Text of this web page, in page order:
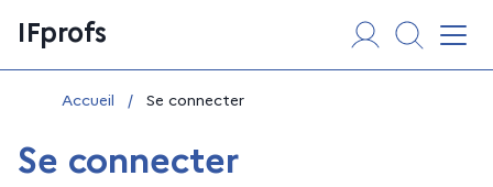
au
contenu
IFprofs
Vous êtes ici :
Accueil / Se connecter
Se connecter